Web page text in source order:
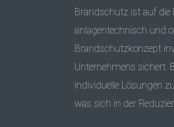
Brandschutz ist auf die
anlagentechnisch und
Brandschutzkonzept
Unternehmens sichert.
individuelle Lösungen
was sich in der